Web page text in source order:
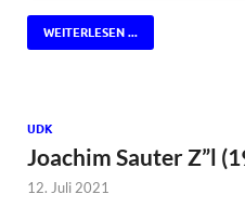
WEITERLESEN ...
UDK
Joachim Sauter Z”l
12. Juli 2021